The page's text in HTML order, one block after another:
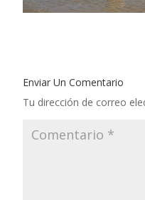
Enviar Un Comentario
Tu dirección de correo